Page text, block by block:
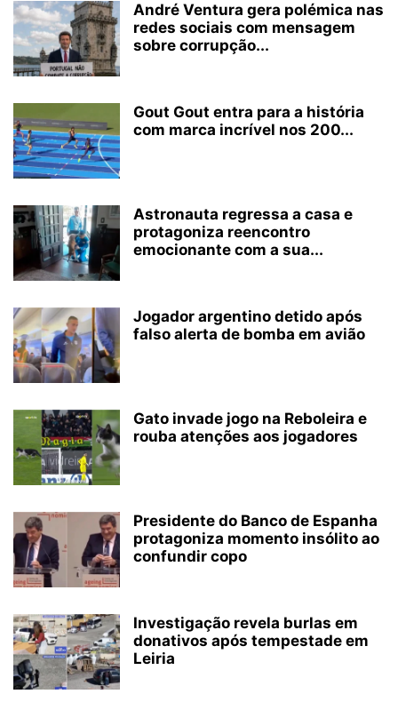
André Ventura gera polémica nas
redes sociais com mensagem
sobre corrupção...
Gout Gout entra para a história
com marca incrível nos 200...
Astronauta regressa a casa e
protagoniza reencontro
emocionante com a sua...
Jogador argentino detido após
falso alerta de bomba em avião
Gato invade jogo na Reboleira e
rouba atenções aos jogadores
Presidente do Banco de Espanha
protagoniza momento insólito ao
confundir copo
Investigação revela burlas em
donativos após tempestade em
Leiria